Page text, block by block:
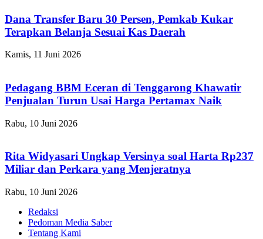
Dana Transfer Baru 30 Persen, Pemkab Kukar
Terapkan Belanja Sesuai Kas Daerah
Kamis, 11 Juni 2026
Pedagang BBM Eceran di Tenggarong Khawatir
Penjualan Turun Usai Harga Pertamax Naik
Rabu, 10 Juni 2026
Rita Widyasari Ungkap Versinya soal Harta Rp237
Miliar dan Perkara yang Menjeratnya
Rabu, 10 Juni 2026
Redaksi
Pedoman Media Saber
Tentang Kami